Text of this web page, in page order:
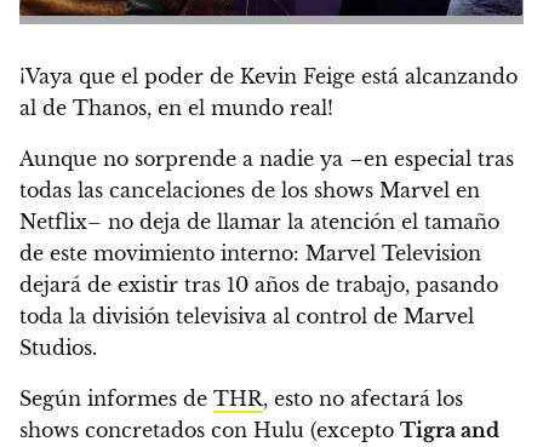
¡Vaya que el poder de Kevin Feige está alcanzando
al de Thanos, en el mundo real!
Aunque no sorprende a nadie ya –en especial tras
todas las cancelaciones de los shows Marvel en
Netflix– no deja de llamar la atención el tamaño
de este movimiento interno: Marvel Television
dejará de existir tras 10 años de trabajo, pasando
toda la división televisiva al control de Marvel
Studios.
Según informes de THR, esto no afectará los
shows concretados con Hulu (excepto Tigra and